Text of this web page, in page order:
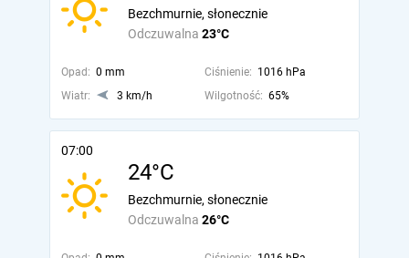
Odczuwalna 23°C
Bezchmurnie, słonecznie
Opad: 0 mm Ciśnienie: 1016 hPa
Wiatr:
3 km/h Wilgotność: 65%
07:00
24°C
Odczuwalna 26°C
Bezchmurnie, słonecznie